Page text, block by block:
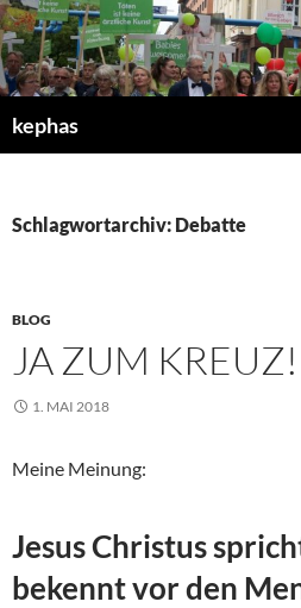
Zum
Inhalt
springen
kephas
Schlagwortarchiv: Debatte
BLOG
JA ZUM KREUZ!
1. MAI 2018
Meine Meinung:
Jesus Christus
bekennt vor den